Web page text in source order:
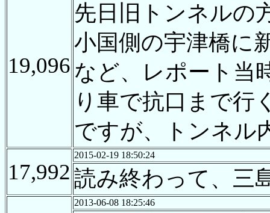
19,096
先日旧トンネルの
小国側の宇津橋に
など、レポート当
り車で抗口まで
ですが、トンネル
17,992
2015-02-19 18:50:24
読み終わって、三
2013-06-08 18:25:46